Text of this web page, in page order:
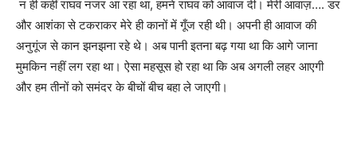
न ही कहीं राघव नजर आ रहा था,हमने राघव को आवाज दी। मेरी आवाज़…. डर
और आशंका से टकराकर मेरे ही कानों में गूँज रही थी। अपनी ही आवाज की
अनुगूंज से कान झनझना रहे थे। अब पानी इतना बढ़ गया था कि आगे जाना
मुमकिन नहीं लग रहा था। ऐसा महसूस हो रहा था कि अब अगली लहर आएगी
और हम तीनों को समंदर के बीचों बीच बहा ले जाएगी।